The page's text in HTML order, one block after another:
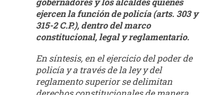
ejercen la función de policía (arts. 303 y
315-2 C.P.), dentro del marco
constitucional, legal y reglamentario.
En síntesis, en el ejercicio del poder de
policía y a través de la ley y del
reglamento superior se delimitan